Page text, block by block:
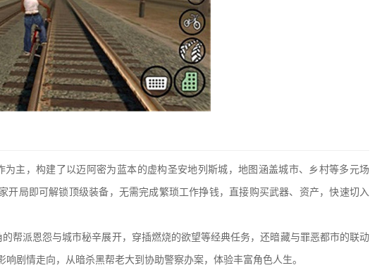
为主，构建了以迈阿密为蓝本的虚构圣安地列斯城，地图涵盖城市、乡村等多元场
开局即可解锁顶级装备，无需完成繁琐工作挣钱，直接购买武器、资产，快速切入
帮派恩怨与城市秘辛展开，穿插燃烧的欲望等经典任务，还暗藏与罪恶都市的联动
剧情走向，从暗杀黑帮老大到协助警察办案，体验丰富角色人生。